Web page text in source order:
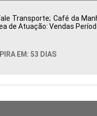
Transporte; Café da
de Atuação: Vendas
EM: 53 DIAS